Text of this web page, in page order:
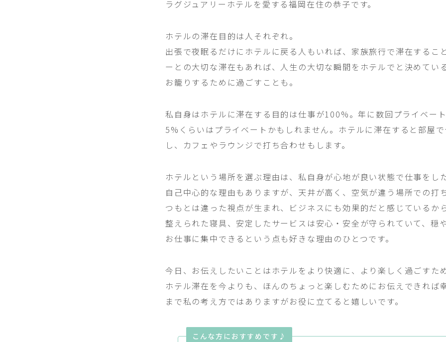
ラグジュアリーホテルを愛する福岡在住の恭子です。
ホテルの滞在目的は人それぞれ。
出張で夜眠るだけにホテルに戻る人もいれば、家族旅行で滞在するこ
ーとの大切な滞在もあれば、人生の大切な瞬間をホテルでと決めてい
お籠りするために過ごすことも。
私自身はホテルに滞在する目的は仕事が100%。年に数回プライベー
5%くらいはプライベートかもしれません。ホテルに滞在すると部屋
し、カフェやラウンジで打ち合わせもします。
ホテルという場所を選ぶ理由は、私自身が心地が良い状態で仕事をし
自己中心的な理由もありますが、天井が高く、空気が違う場所での打
つもとは違った視点が生まれ、ビジネスにも効果的だと感じているか
整えられた寝具、安定したサービスは安心・安全が守られていて、穏
お仕事に集中できるという点も好きな理由のひとつです。
今日、お伝えしたいことはホテルをより快適に、より楽しく過ごすた
ホテル滞在を今よりも、ほんのちょっと楽しむためにお伝えできれば
まで私の考え方ではありますがお役に立てると嬉しいです。
こんな方におすすめです♪